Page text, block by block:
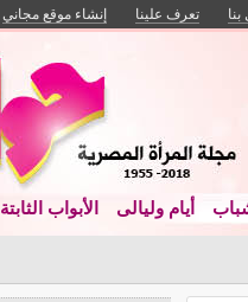
تعرف علينا إنشاء موقع مجاني
أيام وليالى الأبواب الثابتة